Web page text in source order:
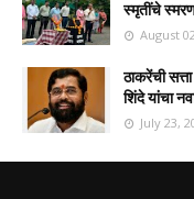
स्मृतींचे
August
ठाकरेंची
शिंदे यांचा
July 23,